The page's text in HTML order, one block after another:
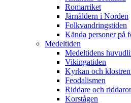
Romarriket
Järnåldern i Norden
Folkvandringstiden
Kända personer på
Medeltiden
Medeltidens
Vikingatiden
Kyrkan och
Feodalismen
Riddare och
Korstågen